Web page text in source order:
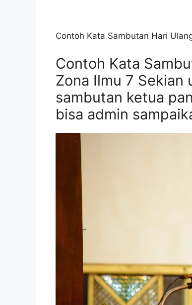
Contoh Kata Sambutan Hari
Contoh Kata
Zona Ilmu 7 Sekian
sambutan ketua
bisa admin